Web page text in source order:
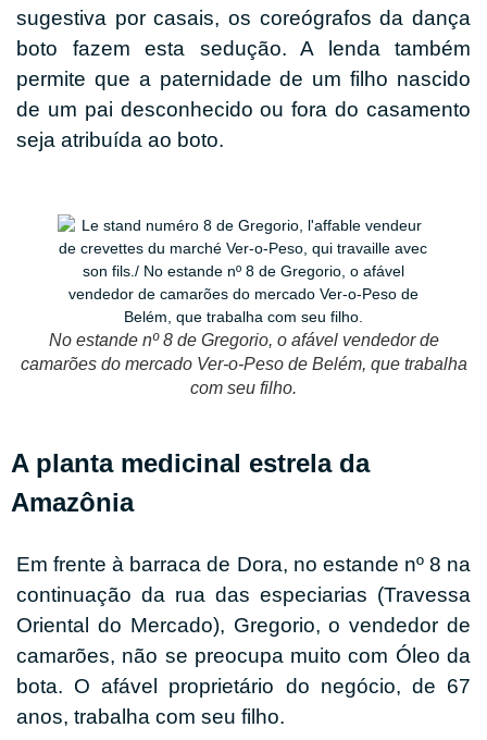
sugestiva por casais, os coreógrafos da dança
boto fazem esta sedução. A lenda também
permite que a paternidade de um filho nascido
de um pai desconhecido ou fora do casamento
seja atribuída ao boto.
No estande nº 8 de Gregorio, o afável vendedor de
camarões do mercado Ver-o-Peso de Belém, que trabalha
com seu filho.
A planta medicinal estrela da
Amazônia
Em frente à barraca de Dora, no estande nº 8 na
continuação da rua das especiarias (Travessa
Oriental do Mercado), Gregorio, o vendedor de
camarões, não se preocupa muito com Óleo da
bota. O afável proprietário do negócio, de 67
anos, trabalha com seu filho.